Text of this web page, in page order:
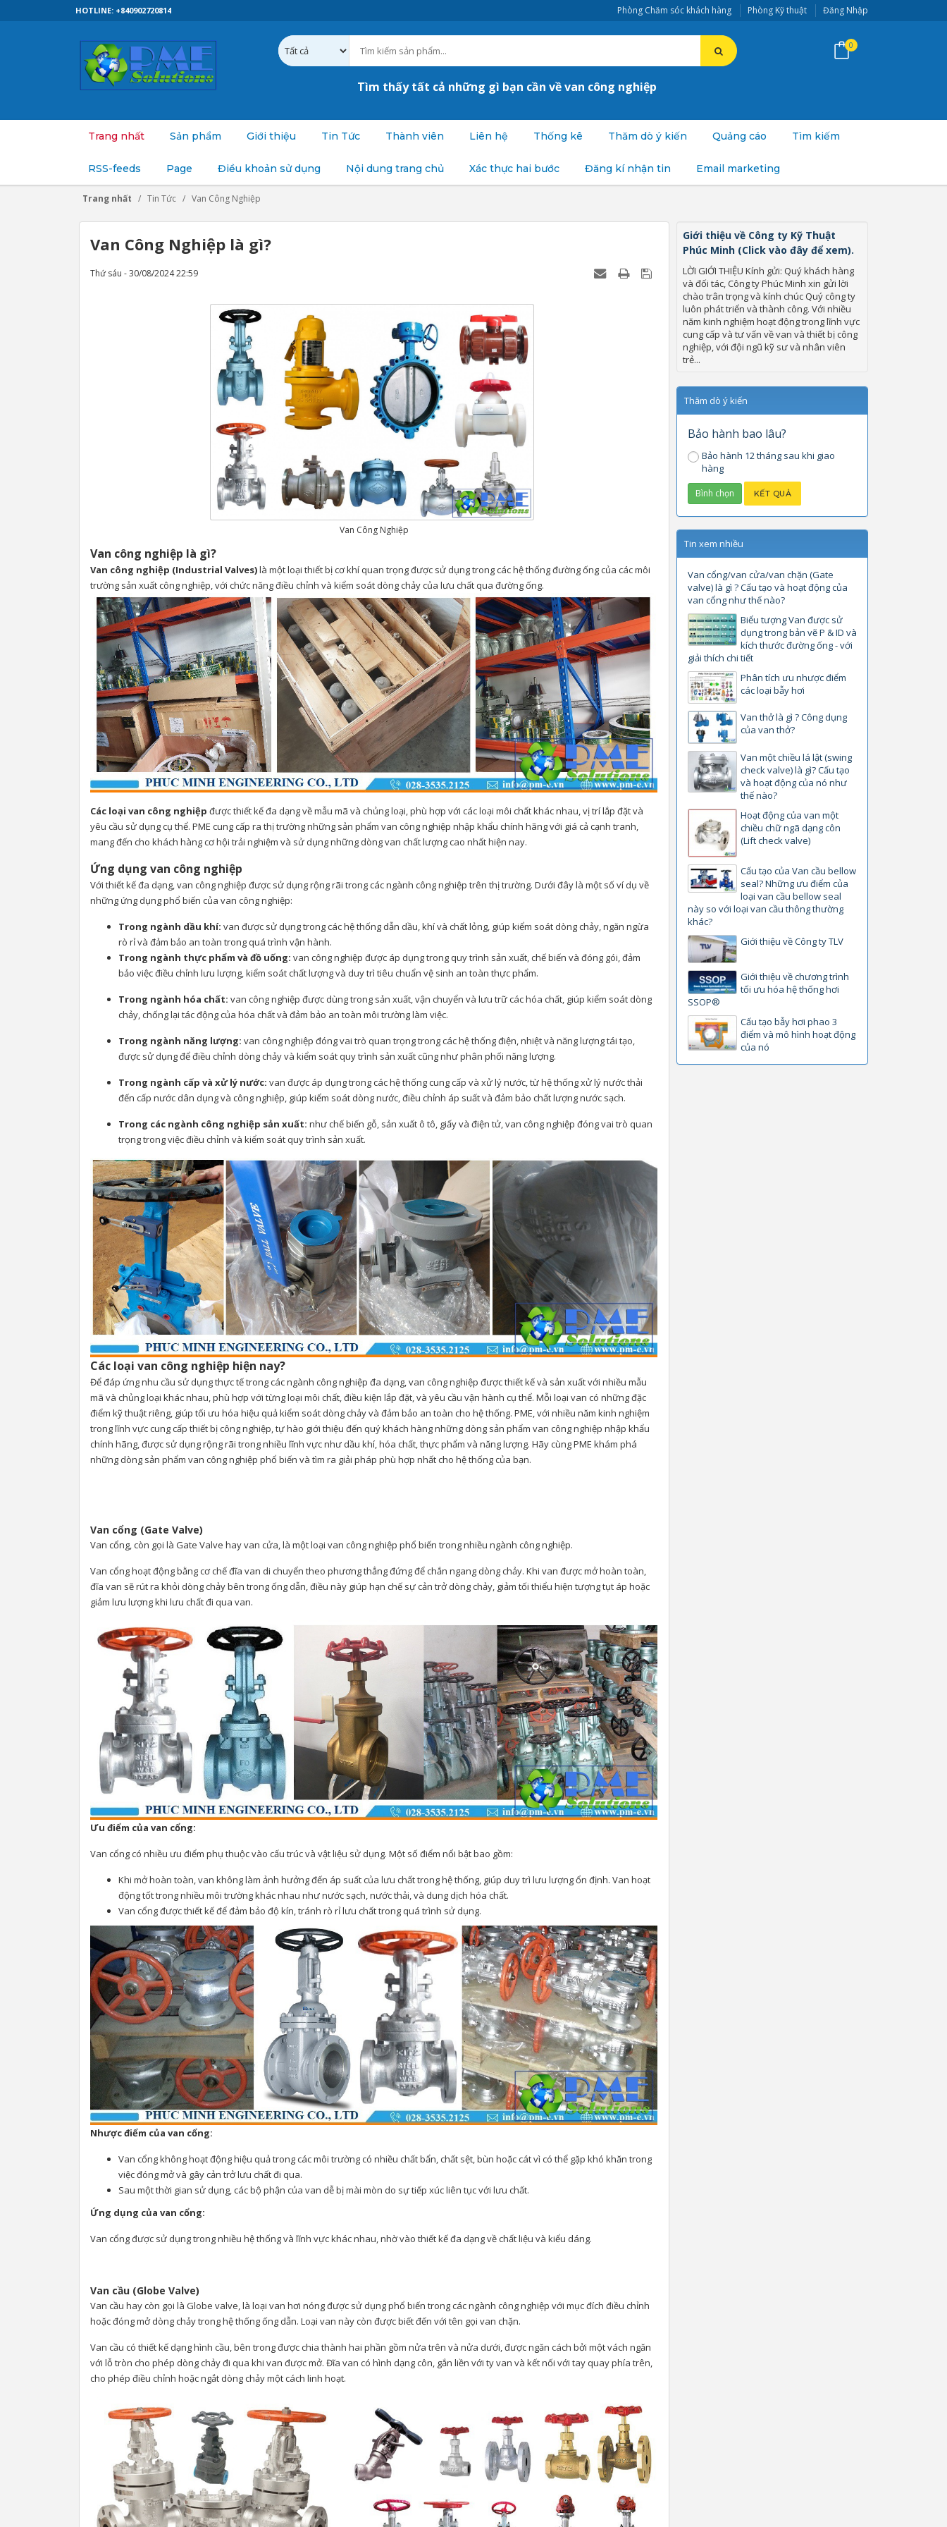
Phòng Chăm sóc khách hàng Phòng Kỹ thuật Đăng Nhập
HOTLINE: +840902720814
Tìm thấy tất cả những gì bạn cần về van công nghiệp
0
Trang nhất Sản phẩm Giới thiệu Tin Tức Thành viên Liên hệ Thống kê Thăm dò ý kiến Quảng cáo Tìm kiếm
RSS-feeds Page Điều khoản sử dụng Nội dung trang chủ Xác thực hai bước Đăng kí nhận tin Email marketing
Trang nhất Tin Tức Van Công Nghiệp
Van Công Nghiệp là gì?
Thứ sáu - 30/08/2024 22:59
Van Công Nghiệp
Van công nghiệp là gì?
Van công nghiệp (Industrial Valves)là một loại thiết bị cơ khí quan trọng được sử dụng trong các hệ thống đường ống của các môi
trường sản xuất công nghiệp, với chức năng điều chỉnh và kiểm soát dòng chảy của lưu chất qua đường ống.
Các loại van công nghiệp được thiết kế đa dạng về mẫu mã và chủng loại, phù hợp với các loại môi chất khác nhau, vị trí lắp đặt và
yêu cầu sử dụng cụ thể. PME cung cấp ra thị trường những sản phẩm van công nghiệp nhập khẩu chính hãng với giá cả cạnh tranh,
mang đến cho khách hàng cơ hội trải nghiệm và sử dụng những dòng van chất lượng cao nhất hiện nay.
Ứng dụng van công nghiệp
Với thiết kế đa dạng, van công nghiệp được sử dụng rộng rãi trong các ngành công nghiệp trên thị trường. Dưới đây là một số ví dụ về
những ứng dụng phổ biến của van công nghiệp:
Trong ngành dầu khí: van được sử dụng trong các hệ thống dẫn dầu, khí và chất lỏng, giúp kiểm soát dòng chảy, ngăn ngừa
rò rỉ và đảm bảo an toàn trong quá trình vận hành.
Trong ngành thực phẩm và đồ uống: van công nghiệp được áp dụng trong quy trình sản xuất, chế biến và đóng gói, đảm
bảo việc điều chỉnh lưu lượng, kiểm soát chất lượng và duy trì tiêu chuẩn vệ sinh an toàn thực phẩm.
Trong ngành hóa chất: van công nghiệp được dùng trong sản xuất, vận chuyển và lưu trữ các hóa chất, giúp kiểm soát dòng
chảy, chống lại tác động của hóa chất và đảm bảo an toàn môi trường làm việc.
Trong ngành năng lượng: van công nghiệp đóng vai trò quan trọng trong các hệ thống điện, nhiệt và năng lượng tái tạo,
được sử dụng để điều chỉnh dòng chảy và kiểm soát quy trình sản xuất cũng như phân phối năng lượng.
Trong ngành cấp và xử lý nước: van được áp dụng trong các hệ thống cung cấp và xử lý nước, từ hệ thống xử lý nước thải
đến cấp nước dân dụng và công nghiệp, giúp kiểm soát dòng nước, điều chỉnh áp suất và đảm bảo chất lượng nước sạch.
Trong các ngành công nghiệp sản xuất: như chế biến gỗ, sản xuất ô tô, giấy và điện tử, van công nghiệp đóng vai trò quan
trọng trong việc điều chỉnh và kiểm soát quy trình sản xuất.
Các loại van công nghiệp hiện nay?
Để đáp ứng nhu cầu sử dụng thực tế trong các ngành công nghiệp đa dạng, van công nghiệp được thiết kế và sản xuất với nhiều mẫu
mã và chủng loại khác nhau, phù hợp với từng loại môi chất, điều kiện lắp đặt, và yêu cầu vận hành cụ thể. Mỗi loại van có những đặc
điểm kỹ thuật riêng, giúp tối ưu hóa hiệu quả kiểm soát dòng chảy và đảm bảo an toàn cho hệ thống. PME, với nhiều năm kinh nghiệm
trong lĩnh vực cung cấp thiết bị công nghiệp, tự hào giới thiệu đến quý khách hàng những dòng sản phẩm van công nghiệp nhập khẩu
chính hãng, được sử dụng rộng rãi trong nhiều lĩnh vực như dầu khí, hóa chất, thực phẩm và năng lượng. Hãy cùng PME khám phá
những dòng sản phẩm van công nghiệp phổ biến và tìm ra giải pháp phù hợp nhất cho hệ thống của bạn.
Van cổng (Gate Valve)
Van cổng, còn gọi là Gate Valve hay van cửa, là một loại van công nghiệp phổ biến trong nhiều ngành công nghiệp.
Van cổng hoạt động bằng cơ chế đĩa van di chuyển theo phương thẳng đứng để chắn ngang dòng chảy. Khi van được mở hoàn toàn,
đĩa van sẽ rút ra khỏi dòng chảy bên trong ống dẫn, điều này giúp hạn chế sự cản trở dòng chảy, giảm tối thiểu hiện tượng tụt áp hoặc
giảm lưu lượng khi lưu chất đi qua van.
Ưu điểm của van cổng:
Van cổng có nhiều ưu điểm phụ thuộc vào cấu trúc và vật liệu sử dụng. Một số điểm nổi bật bao gồm:
Khi mở hoàn toàn, van không làm ảnh hưởng đến áp suất của lưu chất trong hệ thống, giúp duy trì lưu lượng ổn định. Van hoạt
động tốt trong nhiều môi trường khác nhau như nước sạch, nước thải, và dung dịch hóa chất.
Van cổng được thiết kế để đảm bảo độ kín, tránh rò rỉ lưu chất trong quá trình sử dụng.
Nhược điểm của van cổng:
Van cổng không hoạt động hiệu quả trong các môi trường có nhiều chất bẩn, chất sệt, bùn hoặc cát vì có thể gặp khó khăn trong
việc đóng mở và gây cản trở lưu chất đi qua.
Sau một thời gian sử dụng, các bộ phận của van dễ bị mài mòn do sự tiếp xúc liên tục với lưu chất.
Ứng dụng của van cổng:
Van cổng được sử dụng trong nhiều hệ thống và lĩnh vực khác nhau, nhờ vào thiết kế đa dạng về chất liệu và kiểu dáng.
Van cầu (Globe Valve)
Van cầu hay còn gọi là Globe valve, là loại van hơi nóng được sử dụng phổ biến trong các ngành công nghiệp với mục đích điều chỉnh
hoặc đóng mở dòng chảy trong hệ thống ống dẫn. Loại van này còn được biết đến với tên gọi van chặn.
Van cầu có thiết kế dạng hình cầu, bên trong được chia thành hai phần gồm nửa trên và nửa dưới, được ngăn cách bởi một vách ngăn
với lỗ tròn cho phép dòng chảy đi qua khi van được mở. Đĩa van có hình dạng côn, gắn liền với ty van và kết nối với tay quay phía trên,
cho phép điều chỉnh hoặc ngắt dòng chảy một cách linh hoạt.
Giới thiệu về Công ty Kỹ Thuật
Phúc Minh (Click vào đây để xem).
LỜI GIỚI THIỆU Kính gửi: Quý khách hàng
và đối tác, Công ty Phúc Minh xin gửi lời
chào trân trọng và kính chúc Quý công ty
luôn phát triển và thành công. Với nhiều
năm kinh nghiệm hoạt động trong lĩnh vực
cung cấp và tư vấn về van và thiết bị công
nghiệp, với đội ngũ kỹ sư và nhân viên
trẻ...
Thăm dò ý kiến
Bảo hành bao lâu?
Bảo hành 12 tháng sau khi giao
hàng
Tin xem nhiều
Van cổng/van cửa/van chặn (Gate
valve) là gì ? Cấu tạo và hoạt động của
van cổng như thế nào?
Biểu tượng Van được sử
dụng trong bản vẽ P & ID và
kích thước đường ống - với
giải thích chi tiết
Phân tích ưu nhược điểm
các loại bẫy hơi
Van thở là gì ? Công dụng
của van thở?
Van một chiều lá lật (swing
check valve) là gì? Cấu tạo
và hoạt động của nó như
thế nào?
Hoạt động của van một
chiều chữ ngã dạng côn
(Lift check valve)
Cấu tạo của Van cầu bellow
seal? Những ưu điểm của
loại van cầu bellow seal
này so với loại van cầu thông thường
khác?
Giới thiệu về Công ty TLV
Giới thiệu về chương trình
tối ưu hóa hệ thống hơi
SSOP®
Cấu tạo bẫy hơi phao 3
điểm và mô hình hoạt động
của nó